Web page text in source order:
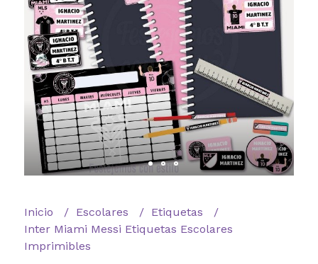
Inicio Escolares
Etiquetas
Inter Miami Messi Etiquetas Escolares
Imprimibles